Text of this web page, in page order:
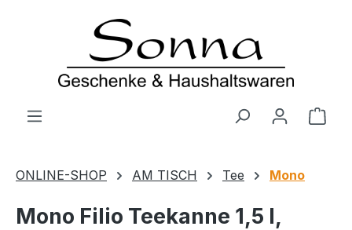
Zum Hauptinhalt springen
ONLINE-SHOP AM TISCH Tee Mono
Mono Filio Teekanne 1,5 l,